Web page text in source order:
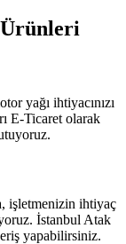
Ürünleri
yağı ihtiyacınızı
E-Ticaret olarak
işletmenizin ihtiyaç
İstanbul Atak
yapabilirsiniz.